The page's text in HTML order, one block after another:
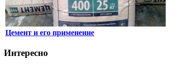
Цемент и его применение
Интересно